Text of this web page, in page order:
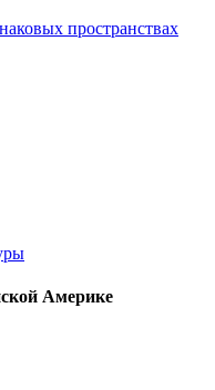
Америке